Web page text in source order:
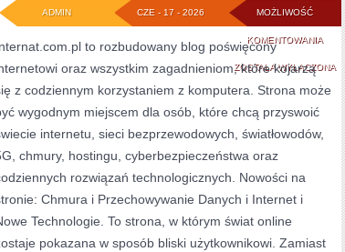
MOŻLIWOŚĆ
KOMENTOWANIA
O
ZOSTAŁA WYŁĄCZONA
CZE - 17 - 2026
ADMIN
to rozbudowany blog poświęcony
oraz wszystkim zagadnieniom, które kojarzą
z codziennym korzystaniem z komputera. Strona może
wygodnym miejscem dla osób, które chcą przyswoić
internetu, sieci bezprzewodowych, światłowodów,
chmury, hostingu, cyberbezpieczeństwa oraz
rozwiązań technologicznych. Nowości na
Chmura i Przechowywanie Danych i Internet i
Technologie. To strona, w którym świat online
pokazana w sposób bliski użytkownikowi. Zamiast